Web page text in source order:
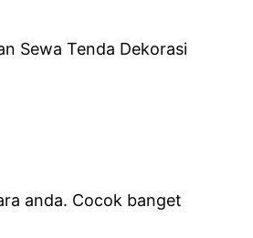
Sewa Tenda Dekorasi
anda. Cocok banget